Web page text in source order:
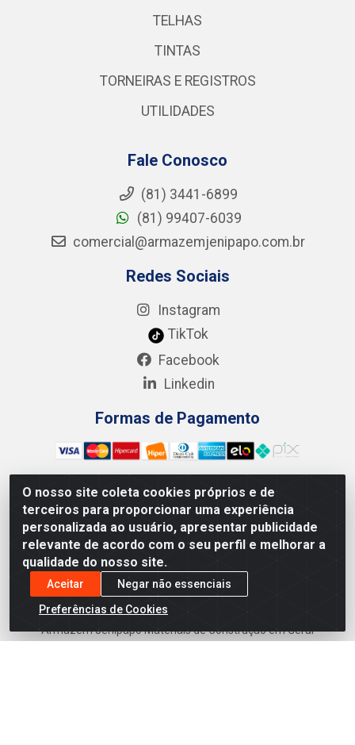
O nosso site coleta cookies próprios e de
terceiros para proporcionar uma experiência
personalizada ao usuário, apresentar publicidade
relevante de acordo com o seu perfil e melhorar a
qualidade do nosso site.
Aceitar
Negar não essenciais
Preferências de Cookies
TELHAS
TINTAS
TORNEIRAS E REGISTROS
UTILIDADES
Fale Conosco
(81) 3441-6899
(81) 99407-6039
comercial@armazemjenipapo.com.br
Redes Sociais
Instagram
TikTok
Facebook
Linkedin
Formas de Pagamento
Preços, promoções, condições de pagamento e frete são
válidos para compras realizadas exclusivamente pelo site.
Caso haja divergência de preço de um produto, será válido o
preço que for exibido no carrinho de compras do site no
momento do pagamento. As vendas estão sujeitas a análise
e disponibilidade do estoque. Imagens de produtos
meramente ilustrativas.
Armazém Jenipapo Materiais de Construção em Geral